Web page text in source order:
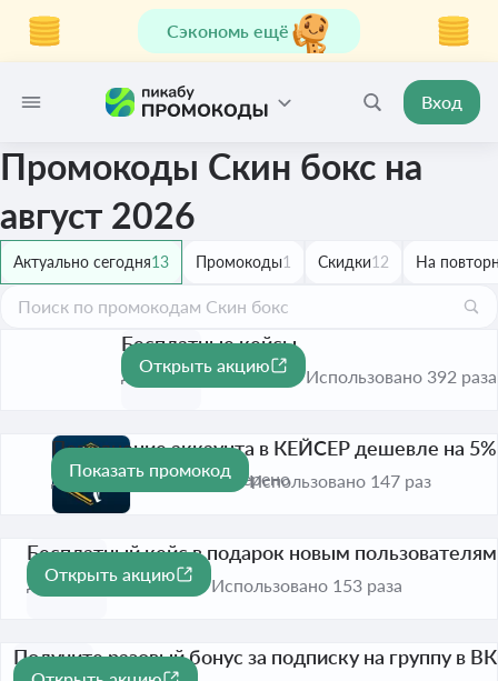
Сэкономь ещё
Вход
Промокоды Скин бокс на
август 2026
Актуально сегодня13 Промокоды1 Скидки12 На
Бесплатные кейсы
До 30 нояб. 2026
Открыть акцию
Использовано 392 раза
Пополнение аккаунта в КЕЙСЕР дешевле на 5%
До 31 дек. 2026 Проверено
Показать промокод
Использовано 147 раз
Бесплатный кейс в подарок новым пользователям
До 30 нояб. 2026
Открыть акцию
Использовано 153 раза
Получите разовый бонус за подписку на группу в ВК